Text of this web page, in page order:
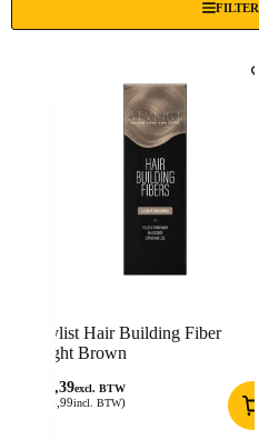
FILTER
Stylist Hair Building Fiber
Light Brown
12,39excl. BTW
14,99incl. BTW)